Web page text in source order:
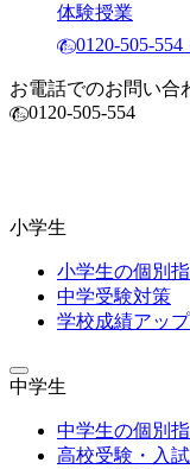
体験授業
0120-505-554
お電話でのお問い合
0120-505-554
小学生
小学生の個別
中学受験対策
学校成績アッ
中学生
中学生の個別
高校受験・入